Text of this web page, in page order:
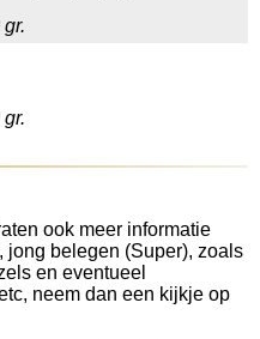
ook meer informatie
jong belegen (Super), zoals
en eventueel
neem dan een kijkje op